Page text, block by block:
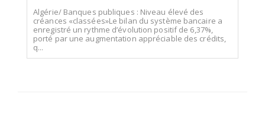
Algérie/ Banques publiques : Niveau élevé des
créances «classées»Le bilan du système bancaire a
enregistré un rythme d’évolution positif de 6,37%,
porté par une augmentation appréciable des crédits,
q...